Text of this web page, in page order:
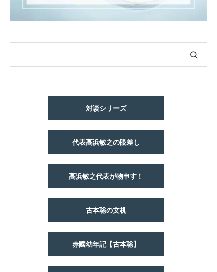
対談シリーズ
代表高浜敏之の眼差し
高浜敏之代表が物申す！
古本聡の文机
赤國幼年記【古本聡】